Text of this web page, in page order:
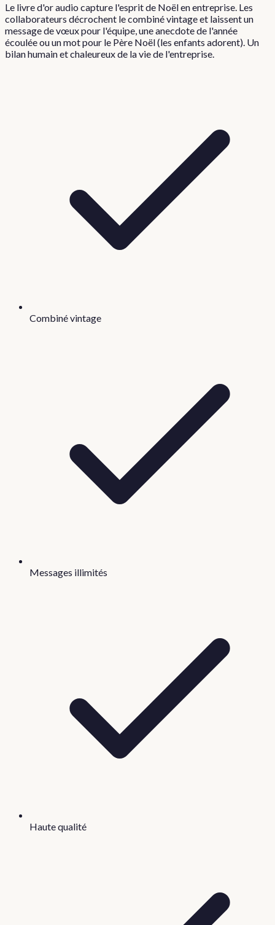
Le livre d'or audio capture l'esprit de Noël en entreprise. Les
collaborateurs décrochent le combiné vintage et laissent un
message de vœux pour l'équipe, une anecdote de l'année
écoulée ou un mot pour le Père Noël (les enfants adorent). Un
bilan humain et chaleureux de la vie de l'entreprise.
Combiné vintage
Messages illimités
Haute qualité